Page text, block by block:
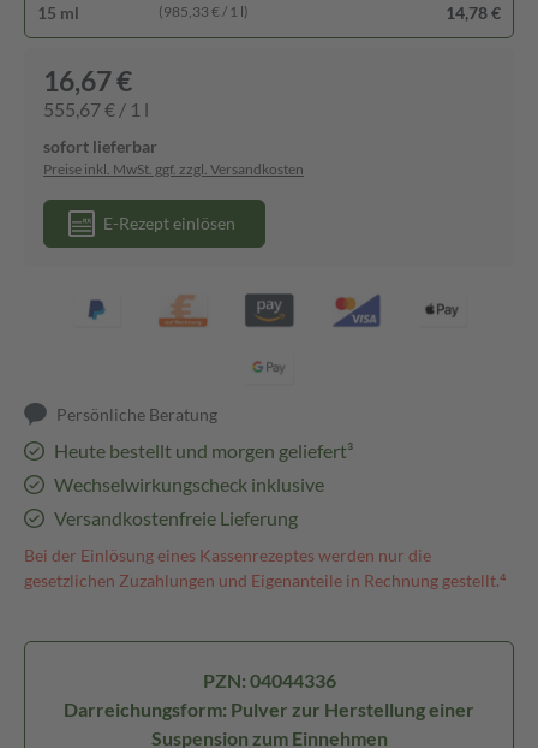
15 ml (985,33 € / 1 l) 14,78 €
16,67 €
555,67 € / 1 l
sofort lieferbar
Preise inkl. MwSt. ggf. zzgl. Versandkosten
E-Rezept einlösen
Persönliche Beratung
Heute bestellt und morgen geliefert³
Wechselwirkungscheck inklusive
Versandkostenfreie Lieferung
Bei der Einlösung eines Kassenrezeptes werden nur die
gesetzlichen Zuzahlungen und Eigenanteile in Rechnung gestellt.⁴
PZN: 04044336
Darreichungsform: Pulver zur Herstellung einer
Suspension zum Einnehmen